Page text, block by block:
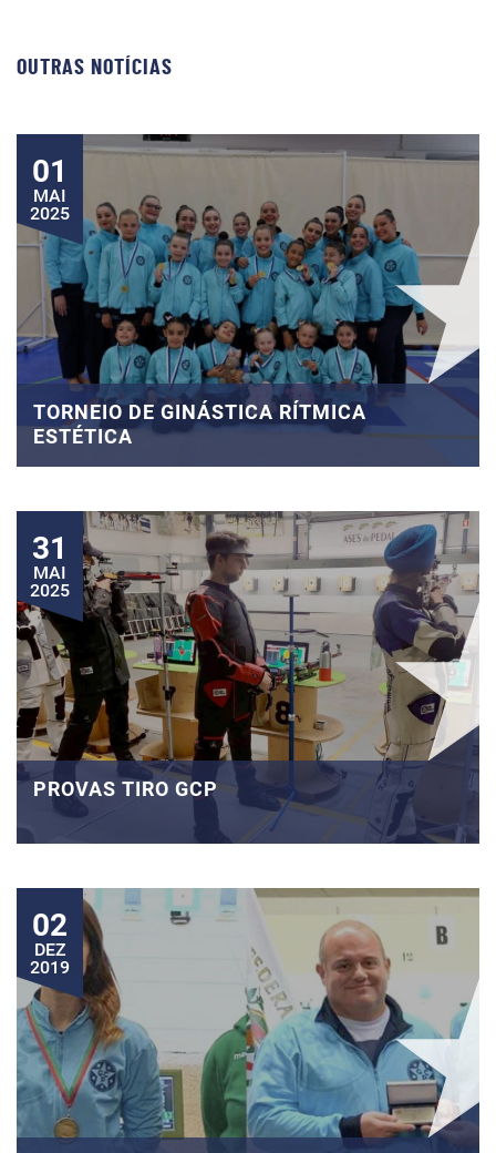
OUTRAS NOTÍCIAS
01
MAI
2025
TORNEIO DE GINÁSTICA RÍTMICA
ESTÉTICA
31
MAI
2025
PROVAS TIRO GCP
02
DEZ
2019